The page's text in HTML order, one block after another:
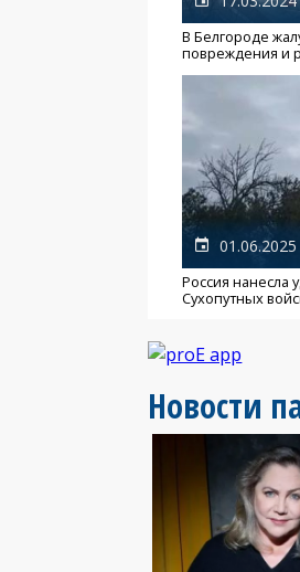
В Белгороде
повреждения и
01.06.2025
Россия нанесла
Сухопутных
Новости